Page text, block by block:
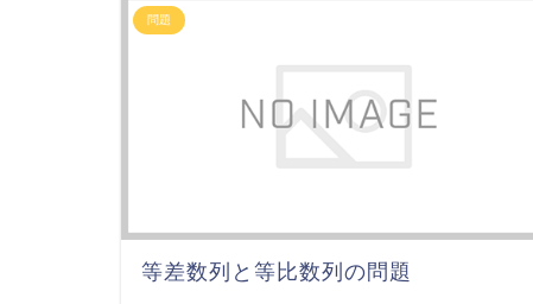
問題
等差数列と等比数列の問題